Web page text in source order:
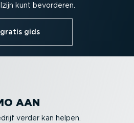
kunt bevorderen.
gids
AAN
verder kan helpen.